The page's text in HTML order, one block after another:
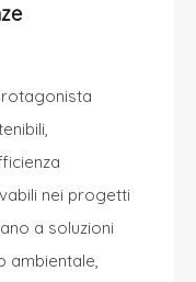
nei progetti
a soluzioni
ambientale,